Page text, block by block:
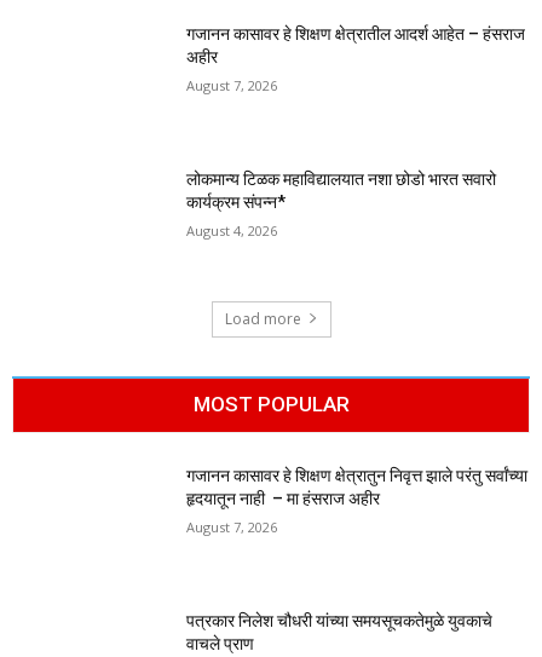
गजानन कासावर हे शिक्षण क्षेत्रातील आदर्श आहेत – हंसराज
अहीर
August 7, 2026
लोकमान्य टिळक महाविद्यालयात नशा छोडो भारत सवारो
कार्यक्रम संपन्न*
August 4, 2026
Load more
MOST POPULAR
गजानन कासावर हे शिक्षण क्षेत्रातुन निवृत्त झाले परंतु सर्वांच्या
हृदयातून नाही – मा हंसराज अहीर
August 7, 2026
पत्रकार निलेश चौधरी यांच्या समयसूचकतेमुळे युवकाचे
वाचले प्राण